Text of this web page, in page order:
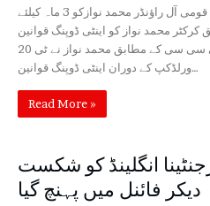
آئی سی سی (میڈیا رپو ٹس)نے قومی آل راؤنڈر محمد نوازکو 3 ماہ کیلئے
محمد نواز کو اینٹی ڈوپنگ قوانین
کی خلاف ورزی پر سنا ئی گئی۔ آئی سی سی کے مطابق محمد نواز نے ٹی 20
ورلڈکپ کے دوران اینٹی ڈوپنگ قوانین…
Read More »
ورلڈکپ2026:ارجنٹینا انگلینڈ کو شکست
دیکر فائنل میں پہنچ گیا